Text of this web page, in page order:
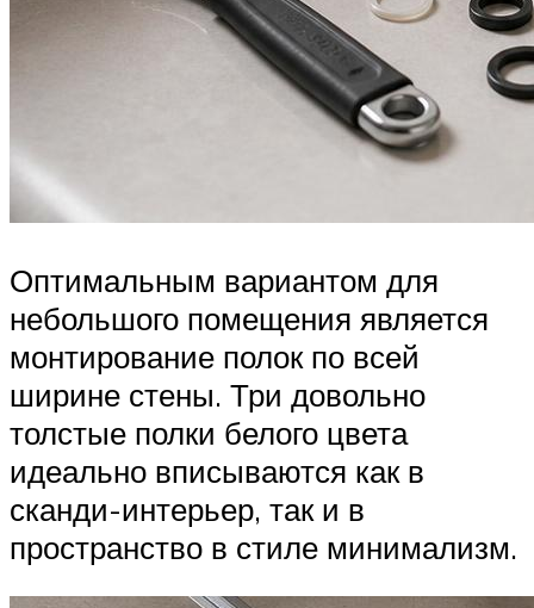
Оптимальным вариантом для
небольшого помещения является
монтирование полок по всей
ширине стены. Три довольно
толстые полки белого цвета
идеально вписываются как в
сканди-интерьер, так и в
пространство в стиле минимализм.